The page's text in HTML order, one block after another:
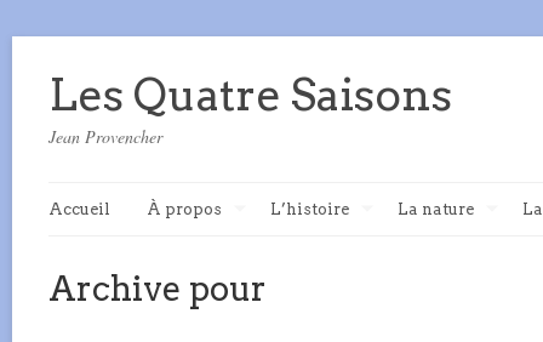
Les Quatre Saisons
Jean Provencher
Accueil À propos L’histoire La nature
Archive pour